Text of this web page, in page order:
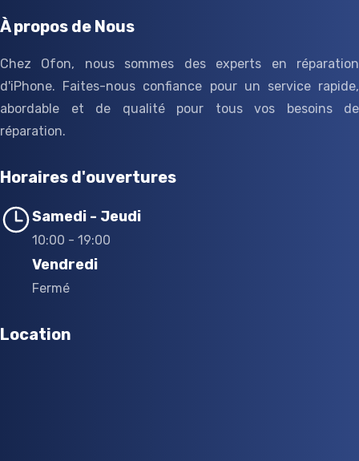
À propos de Nous
Chez Ofon, nous sommes des experts en réparation
d'iPhone. Faites-nous confiance pour un service rapide,
abordable et de qualité pour tous vos besoins de
réparation.
Horaires d'ouvertures
Samedi - Jeudi
10:00 - 19:00
Vendredi
Fermé
Location